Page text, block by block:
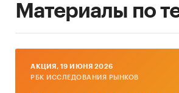
Материалы по
AКЦИЯ, 19 ИЮНЯ 2026
РБК ИССЛЕДОВАНИЯ РЫНКОВ